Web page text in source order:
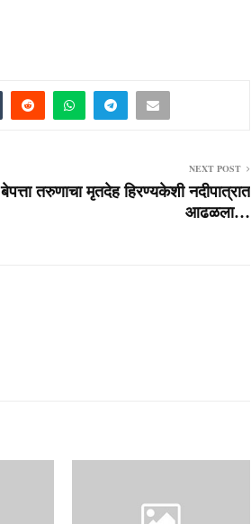
NEXT POST
बेपत्ता तरुणाचा मृतदेह हिरण्यकेशी नदीपात्रात
आढळला…